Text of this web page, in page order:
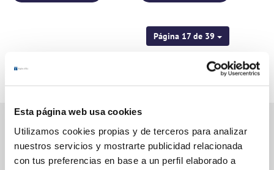
Esta página web usa cookies
Utilizamos cookies propias y de terceros para analizar
nuestros servicios y mostrarte publicidad relacionada
con tus preferencias en base a un perfil elaborado a
Página 17 de 39
Gestiones Online